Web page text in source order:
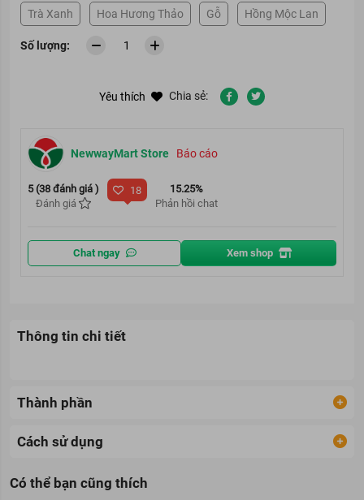
Trà Xanh
Hoa Hương Thảo Gỗ Hồng Mộc Lan
Số lượng:
NewwayMart Store Báo cáo
5 (38 đánh giá )
Đánh giá
18
15.25%
Phản hồi chat
Chat ngay Xem shop
Yêu thích Chia sẻ:
Thông tin chi tiết
Thành phần
Cách sử dụng
Có thể bạn cũng thích